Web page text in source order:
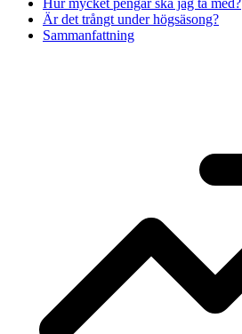
Är det trångt under högsäsong?
Sammanfattning